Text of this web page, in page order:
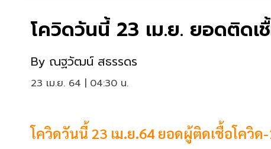
โควิดวันนี้ 23 เม.ย. ยอดติด
By ณฐวัฒน์ สธรรดร
23 เม.ย. 64 | 04:30 น.
โควิดวันนี้ 23 เม.ย.64 ยอดผู้ติดเชื้อโควิด